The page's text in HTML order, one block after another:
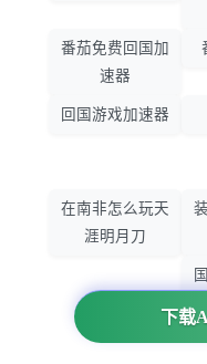
下载
番茄免费回国加
速器
回国游戏加速器
在南非怎么玩天
涯明月刀